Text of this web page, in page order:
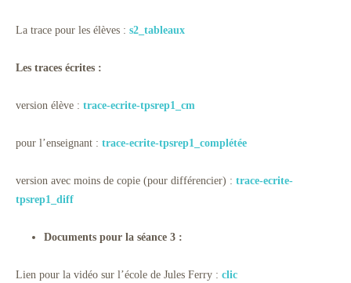
La trace pour les élèves : s2_tableaux
Les traces écrites :
version élève : trace-ecrite-tpsrep1_cm
pour l’enseignant : trace-ecrite-tpsrep1_complétée
version avec moins de copie (pour différencier) : trace-ecrite-
tpsrep1_diff
Documents pour la séance 3 :
Lien pour la vidéo sur l’école de Jules Ferry : clic